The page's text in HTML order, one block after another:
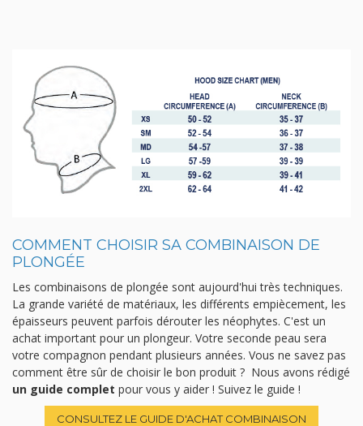
COMMENT CHOISIR SA COMBINAISON DE
PLONGÉE
Les combinaisons de plongée sont aujourd'hui très techniques.
La grande variété de matériaux, les différents empiècement, les
épaisseurs peuvent parfois dérouter les néophytes. C'est un
achat important pour un plongeur. Votre seconde peau sera
votre compagnon pendant plusieurs années. Vous ne savez pas
comment être sûr de choisir le bon produit ? Nous avons rédigé
un guide complet pour vous y aider ! Suivez le guide !
CONSULTEZ LE GUIDE D'ACHAT COMBINAISON